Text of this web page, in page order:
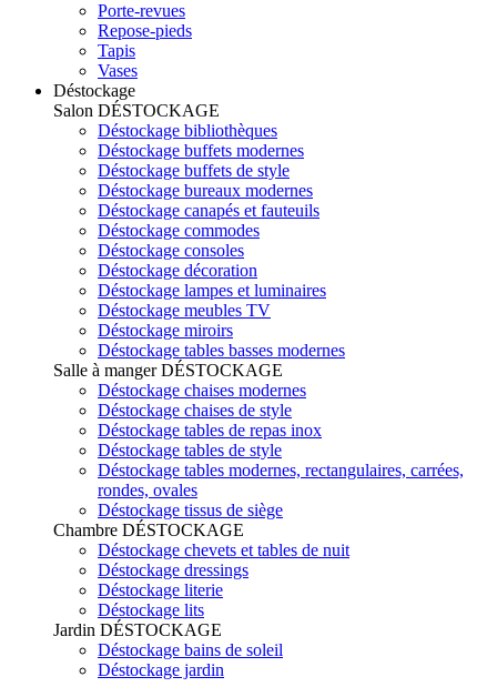
Porte-revues
Repose-pieds
Tapis
Vases
Déstockage
Salon DÉSTOCKAGE
Déstockage bibliothèques
Déstockage buffets modernes
Déstockage buffets de style
Déstockage bureaux modernes
Déstockage canapés et fauteuils
Déstockage commodes
Déstockage consoles
Déstockage décoration
Déstockage lampes et luminaires
Déstockage meubles TV
Déstockage miroirs
Déstockage tables basses modernes
Salle à mangerDÉSTOCKAGE
Déstockage chaises modernes
Déstockage chaises de style
Déstockage tables de repas inox
Déstockage tables de style
Déstockage tables modernes, rectangulaires, carrées,
rondes, ovales
Déstockage tissus de siège
Chambre DÉSTOCKAGE
Déstockage chevets et tables de nuit
Déstockage dressings
Déstockage literie
Déstockage lits
Jardin DÉSTOCKAGE
Déstockage bains de soleil
Déstockage jardin